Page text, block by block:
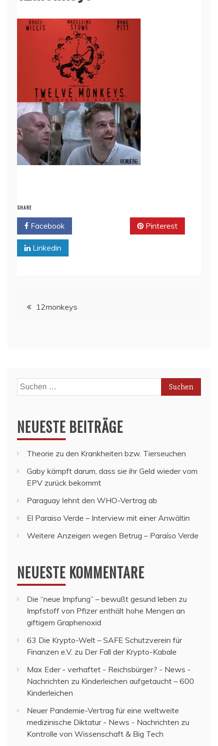
SHARE
Facebook Pinterest
Linkedin
Beitragsnavigation
12monkeys
Suchen
nach:
NEUESTE BEITRÄGE
Theorie zu den Krankheiten bzw. Tierseuchen
Gaby kämpft darum, dass sie ihr Geld wieder vom
EPV zurück bekommt
Paraguay lehnt den WHO-Vertrag ab
El Paraiso Verde – Interview mit einer Anwältin
Weitere Anzeigen wegen Betrug – Paraíso Verde
NEUESTE KOMMENTARE
Die “neue Impfung” – bewußt gesund leben zu
Impfstoff von Pfizer enthält hohe Mengen an
giftigem Graphenoxid
63 Die Krypto-Welt – SAFE Schutzverein für
Finanzen e.V. zu Der Fall der Krypto-Kabale
Max Eder - verhaftet - Reichsbürger? - News -
Nachrichten zu Kinderleichen aufgetaucht – 600
Kinderleichen
Neuer Pandemie-Vertrag für eine weltweite
medizinische Diktatur - News - Nachrichten zu
Kontrolle von Wissenschaft & Big Tech